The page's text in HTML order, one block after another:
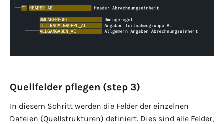
Quellfelder pflegen (step 3)
In diesem Schritt werden die Felder der einzelnen
Dateien (Quellstrukturen) definiert. Dies sind alle Felder,